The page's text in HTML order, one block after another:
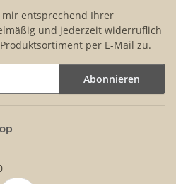
mir entsprechend Ihrer
und jederzeit widerruflich
per E-Mail zu.
Abonnieren